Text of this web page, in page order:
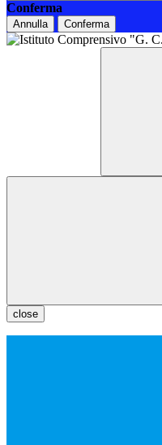
Conferma
Annulla Conferma
close